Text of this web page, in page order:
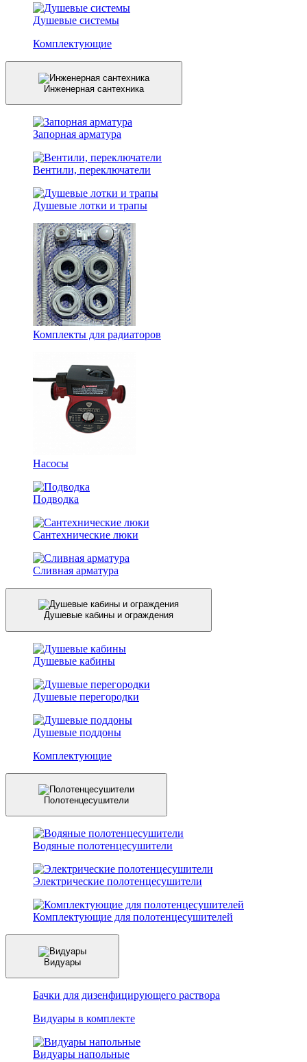
Душевые системы
Комплектующие
Инженерная сантехника
Запорная арматура
Вентили, переключатели
Душевые лотки и трапы
Комплекты для радиаторов
Насосы
Подводка
Сантехнические люки
Сливная арматура
Душевые кабины и ограждения
Душевые кабины
Душевые перегородки
Душевые поддоны
Комплектующие
Полотенцесушители
Водяные полотенцесушители
Электрические полотенцесушители
Комплектующие для полотенцесушителей
Видуары
Бачки для дизенфицирующего раствора
Видуары в комплекте
Видуары напольные